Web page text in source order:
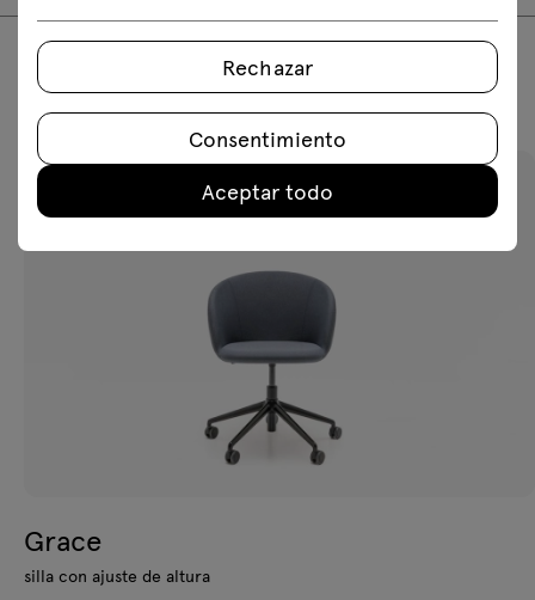
Productos recomendados
Grace
silla con ajuste de altura
Rechazar
Consentimiento
Aceptar todo